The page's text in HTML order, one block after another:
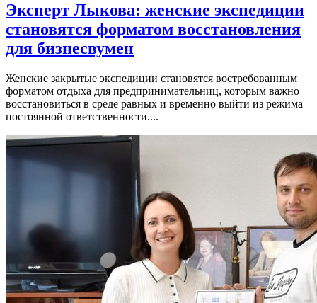
Эксперт Лыкова: женские экспедиции
становятся форматом восстановления
для бизнесвумен
Женские закрытые экспедиции становятся востребованным
форматом отдыха для предпринимательниц, которым важно
восстановиться в среде равных и временно выйти из режима
постоянной ответственности....